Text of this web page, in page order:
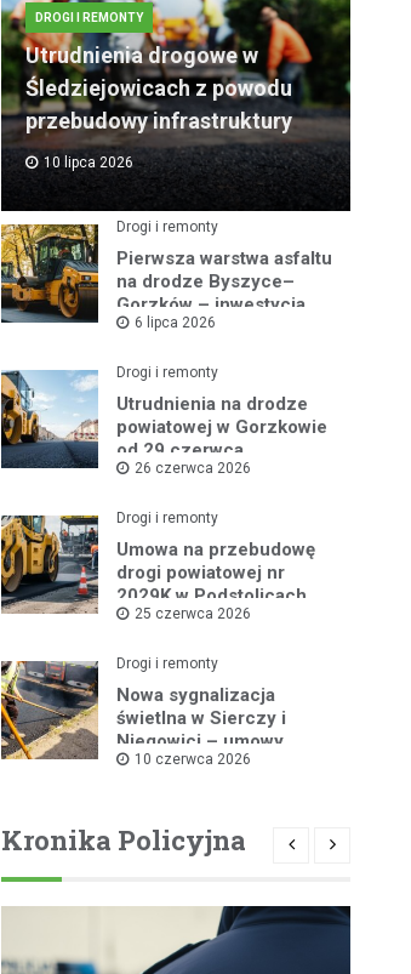
DROGI I REMONTY
Utrudnienia drogowe w
Śledziejowicach z powodu
przebudowy infrastruktury
10 lipca 2026
Drogi i remonty
Pierwsza warstwa asfaltu
na drodze Byszyce–
Gorzków – inwestycja
nabiera tempa!
6 lipca 2026
Drogi i remonty
Utrudnienia na drodze
powiatowej w Gorzkowie
od 29 czerwca
26 czerwca 2026
Drogi i remonty
Umowa na przebudowę
drogi powiatowej nr
2029K w Podstolicach
podpisana!
25 czerwca 2026
Drogi i remonty
Nowa sygnalizacja
świetlna w Sierczy i
Niegowici – umowy
podpisane!
10 czerwca 2026
Kronika Policyjna